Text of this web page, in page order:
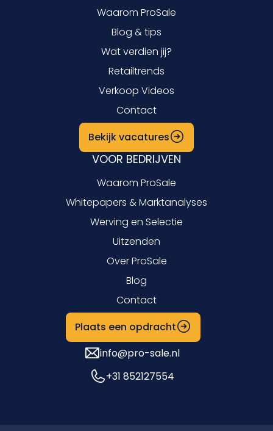
Waarom ProSale
Blog & tips
Wat verdien jij?
Retailtrends
Verkoop Videos
Contact
Bekijk vacatures
VOOR BEDRIJVEN
Waarom ProSale
Whitepapers & Marktanalyses
Werving en Selectie
Uitzenden
Over ProSale
Blog
Contact
Plaats een opdracht
info@pro-sale.nl
+31 852127554